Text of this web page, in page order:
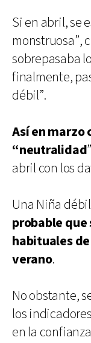
Si en abril, se
monstruosa”,
sobrepasaba
finalmente,
débil”.
Así en marzo
“neutralidad
abril con los
Una Niña
probable
habituales
verano.
No obstante,
los
en la